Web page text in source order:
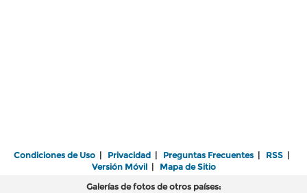
Condiciones de Uso | Privacidad | Preguntas Frecuentes | RSS |
Versión Móvil| Mapa de Sitio
Galerías de fotos de otros países: